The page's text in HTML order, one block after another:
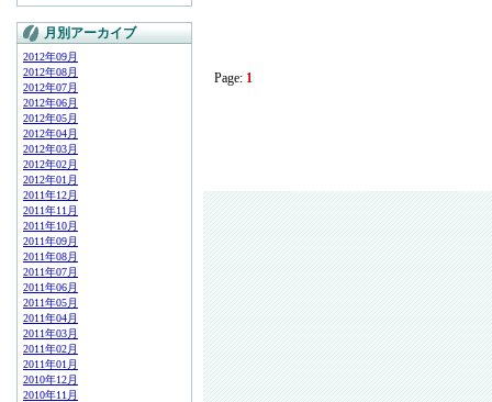
月別アーカイブ
2012年09月
2012年08月
2012年07月
2012年06月
2012年05月
2012年04月
2012年03月
2012年02月
2012年01月
2011年12月
2011年11月
2011年10月
2011年09月
2011年08月
2011年07月
2011年06月
2011年05月
2011年04月
2011年03月
2011年02月
2011年01月
2010年12月
2010年11月
Page: 1